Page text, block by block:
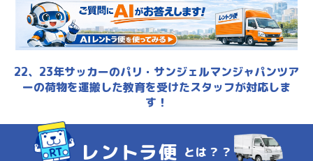
22、23年サッカーのパリ・サンジェルマンジャパンツア
ーの荷物を運搬した教育を受けたスタッフが対応しま
す！
レントラ便 とは？？